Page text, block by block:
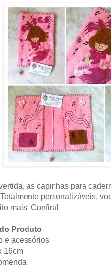
as capinhas para
personalizáveis,
mais! Confira!
Produto
e acessórios
16cm